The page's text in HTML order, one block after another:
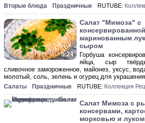
Вторые блюда Праздничные RUTUBE:
5:24
Салат "Мимоза" с
маринованным
сыром
Горбуша
яйца, сыр
сливочное замороженное, майонез, уксус,
молотый, соль, зелень и огурец для
Салаты Праздничные RUTUBE: Коллекция
Салат Мимоза с
консервами,
морковью и луком